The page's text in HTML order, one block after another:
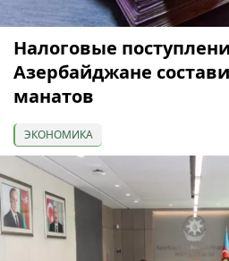
Налоговые
Азербайджане
манатов
ЭКОНОМИКА